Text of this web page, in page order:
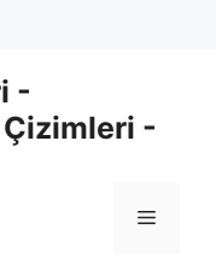
-
-
Menu